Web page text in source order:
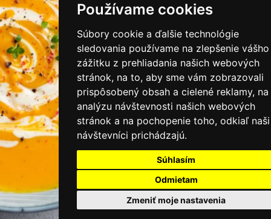
Používame cookies
Súbory cookie a ďalšie technológie
sledovania používame na zlepšenie vášho
zážitku z prehliadania našich webových
stránok, na to, aby sme vám zobrazovali
prispôsobený obsah a cielené reklamy, na
analýzu návštevnosti našich webových
stránok a na pochopenie toho, odkiaľ naši
návštevníci prichádzajú.
Súhlasím
Odmietam
Zmeniť moje nastavenia
KONTAKTUJTE NÁS
PRIHLÁSIŤ SA DO ZÁKAZNÍCKEJ ZÓNY
Všeobecné obchodné podmienky
Ochrana osobných údajov
Cookies
Moje KamNaMenu
Pridať reštauráciu
Cenník balíkov